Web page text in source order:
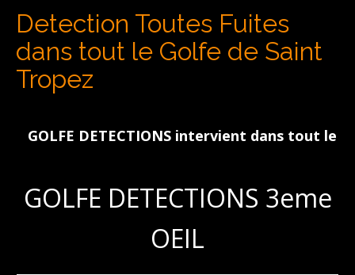
Detection Toutes Fuites
dans tout le Golfe de Saint
Tropez
DETECTIONS intervient dans tout le
GOLFE DETECTIONS 3eme
OEIL